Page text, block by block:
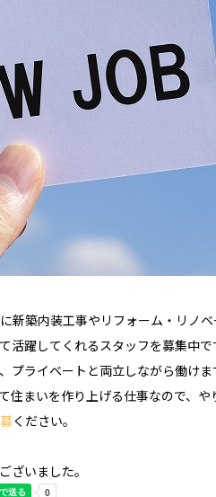
新築内装工事やリフォーム・リノベ
躍してくれるスタッフを募集中で
ライベートと両立しながら働けま
住まいを作り上げる仕事なので、や
ください。
ざいました。